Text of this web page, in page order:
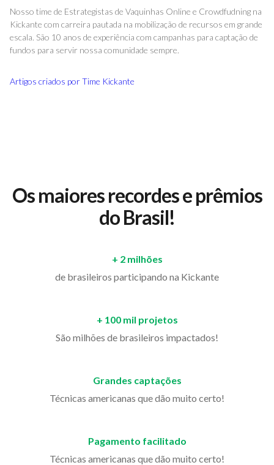
Nosso time de Estrategistas de Vaquinhas Online e Crowdfudning na
Kickante com carreira pautada na mobilização de recursos em grande
escala. São 10 anos de experiência com campanhas para captação de
fundos para servir nossa comunidade sempre.
Artigos criados porTime Kickante
Os maiores recordes e prêmios
do Brasil!
+ 2 milhões
de brasileiros participando na Kickante
+ 100 mil projetos
São milhões de brasileiros impactados!
Grandes captações
Técnicas americanas que dão muito certo!
Pagamento facilitado
Técnicas americanas que dão muito certo!